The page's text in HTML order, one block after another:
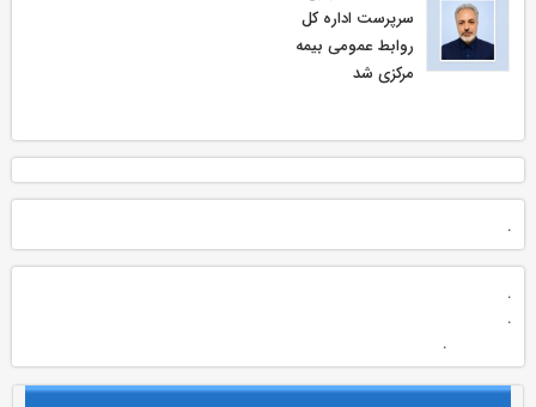
سرپرست اداره كل
روابط عمومی بیمه
مركزی شد
.
.
.
.